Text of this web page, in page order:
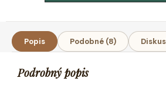
Popis Podobné (8)
Podrobný popis